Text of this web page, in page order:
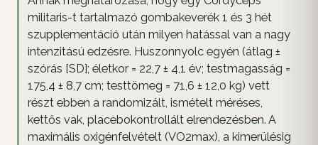
militaris-t tartalmazó gombakeverék 1 és 3 hét
szupplementáció után milyen hatással van a nagy
intenzitású edzésre. Huszonnyolc egyén (átlag ±
szórás [SD]; életkor = 22,7 ± 4,1 év; testmagasság =
175,4 ± 8,7 cm; testtömeg = 71,6 ± 12,0 kg) vett
részt ebben a randomizált, ismételt méréses,
kettős vak, placebokontrollált elrendezésben. A
maximális oxigénfelvételt (VO2max), a kimerülésig